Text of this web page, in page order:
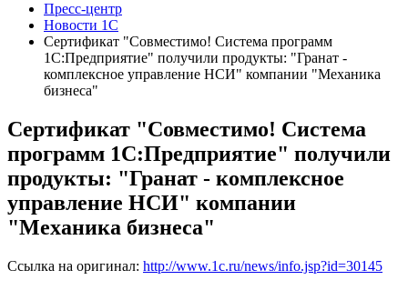
Пресс-центр
Новости 1С
Сертификат "Совместимо! Система программ
1С:Предприятие" получили продукты: "Гранат -
комплексное управление НСИ" компании "Механика
бизнеса"
Сертификат "Совместимо! Система
программ 1С:Предприятие" получили
продукты: "Гранат - комплексное
управление НСИ" компании
"Механика бизнеса"
Ссылка на оригинал: http://www.1c.ru/news/info.jsp?id=30145